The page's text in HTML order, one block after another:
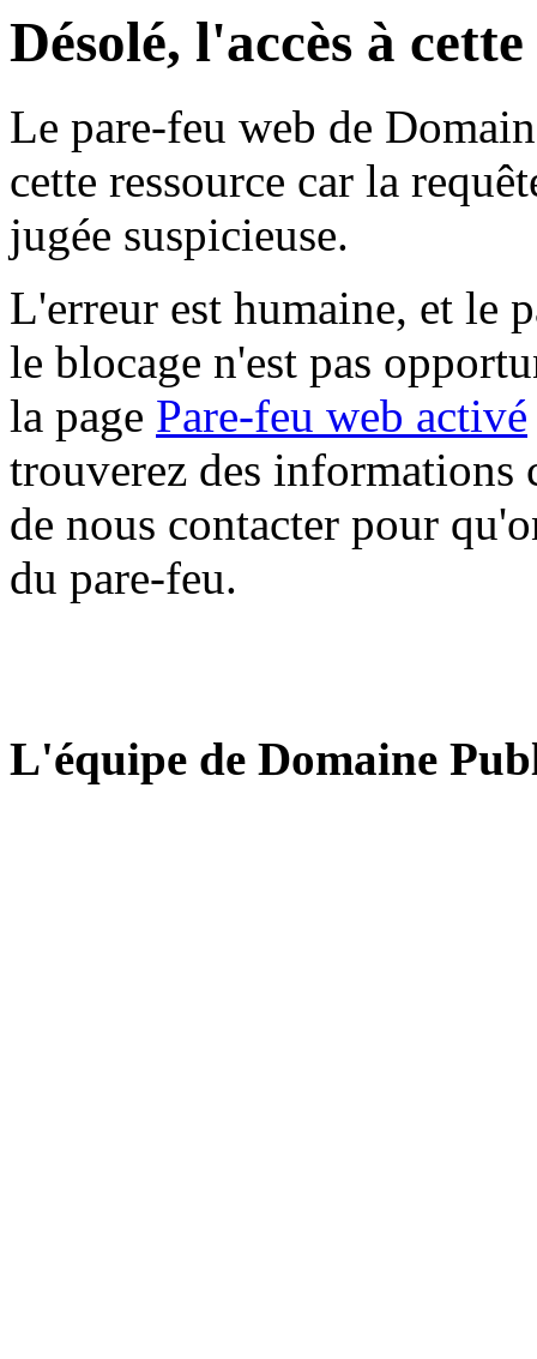
Désolé, l'accès à
Le pare-feu web de
cette ressource car la
jugée suspicieuse.
L'erreur est humaine, et le
le blocage n'est pas
la page Pare-feu web activé
trouverez des informations
de nous contacter pour
du pare-feu.
L'équipe de Domaine